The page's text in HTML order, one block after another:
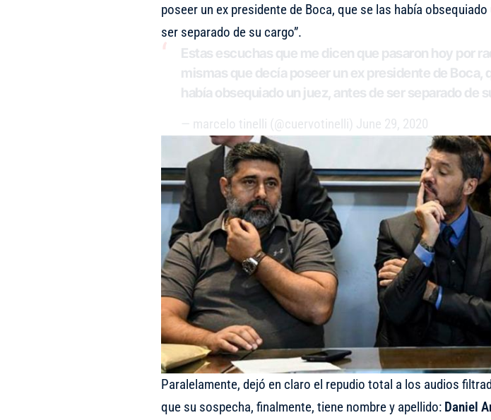
poseer un ex presidente de Boca, que se las había obsequiado
ser separado de su cargo”.
Estas escuchas que me dicen que pasaron hoy por
mismas que decía poseer un ex presidente de Boca,
había obsequiado un juez, antes de ser separado de
— marcelo tinelli (@cuervotinelli) June 29, 2020
Paralelamente, dejó en claro el repudio total a los audios
que su sospecha, finalmente, tiene nombre y apellido: Daniel